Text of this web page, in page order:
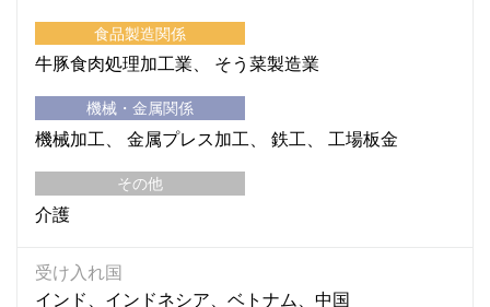
食品製造関係
牛豚食肉処理加工業 そう菜製造業
機械・金属関係
機械加工 金属プレス加工 鉄工 工場板金
その他
介護
受け入れ国
インド、インドネシア、ベトナム、中国